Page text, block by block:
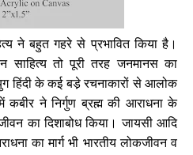
ने बहुत गहरे से प्रभावित किया है।
साहित्य तो पूरी तरह जनमानस का
हिंदी के कई बडे़ रचनाकारों से आलोक
ने निर्गुण ब्रह्म की आराधना के
का दिशाबोध किया। जायसी आदि
का मार्ग भी भारतीय लोकजीवन व